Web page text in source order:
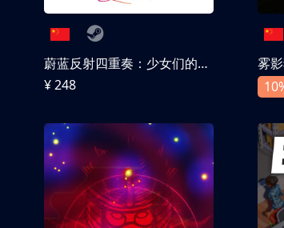
蔚蓝反射四重奏：少女们的奇迹
¥ 248
雾